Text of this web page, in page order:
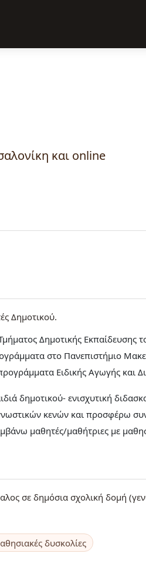
και online
Δημοτικού
Δημοτικής Εκπαίδευσης
στο Πανεπιστήμιο
Ειδικής Αγωγής και
δημοτικού- ενισχυτική
κενών και προσφέρω
μαθητές/μαθήτριες με
σε δημόσια σχολική δομή
δυσκολίες